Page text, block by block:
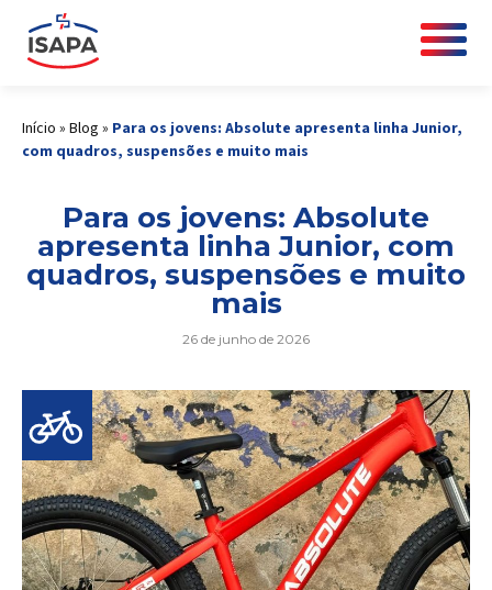
Início » Blog » Para os jovens: Absolute apresenta linha Junior,
com quadros, suspensões e muito mais
Para os jovens: Absolute
apresenta linha Junior, com
quadros, suspensões e muito
mais
26 de junho de 2026